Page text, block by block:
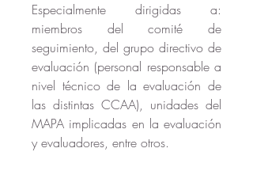
Especialmente dirigidas a:
miembros del comité de
seguimiento, del grupo directivo de
evaluación (personal responsable a
nivel técnico de la evaluación de
las distintas CCAA), unidades del
MAPA implicadas en la evaluación
y evaluadores, entre otros.